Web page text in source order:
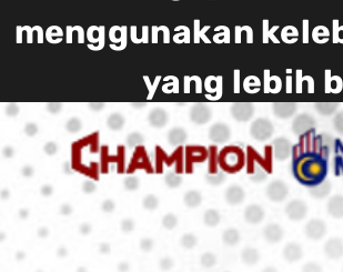
menggunakan
yang lebih